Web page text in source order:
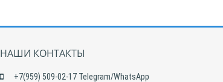
НАШИ КОНТАКТЫ
+7(959) 509-02-17 Telegram/WhatsApp